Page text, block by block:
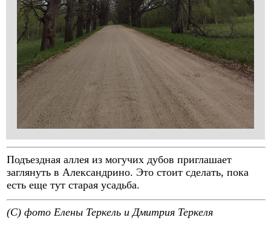
Подъездная аллея из могучих дубов приглашает
заглянуть в Александрино. Это стоит сделать, пока
есть еще тут старая усадьба.
(C) фото Елены Теркель и Дмитрия Теркеля